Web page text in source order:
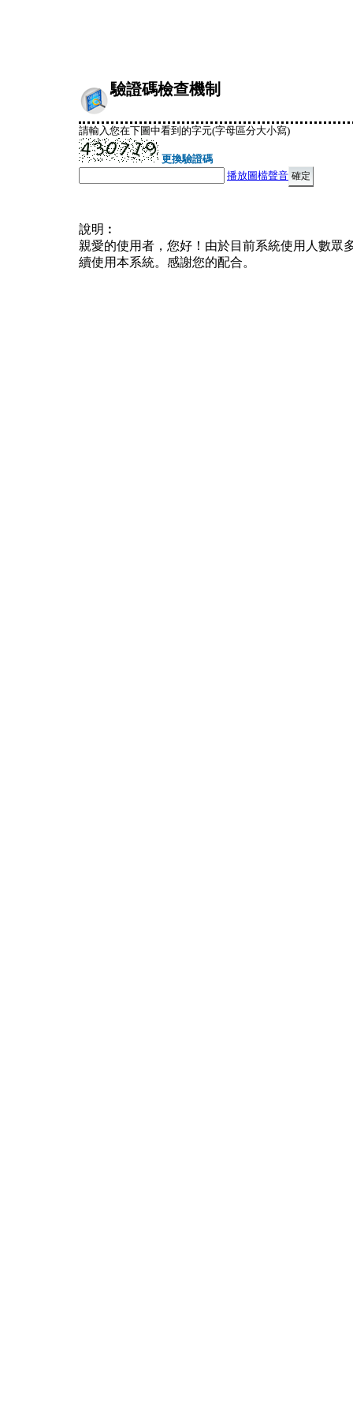
驗證碼檢查機制
請輸入您在下圖中看到的字元(字母區分大小寫)
更換驗證碼
播放圖檔聲音
說明︰
親愛的使用者，您好！由於目前系統使用人數眾
續使用本系統。感謝您的配合。